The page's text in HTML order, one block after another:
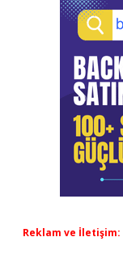
Reklam ve İletişim: